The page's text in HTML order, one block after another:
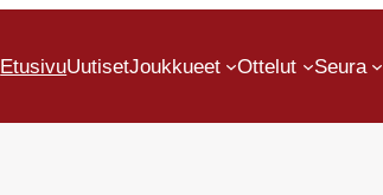
EtusivuUutisetJoukkueet Ottelut Seura